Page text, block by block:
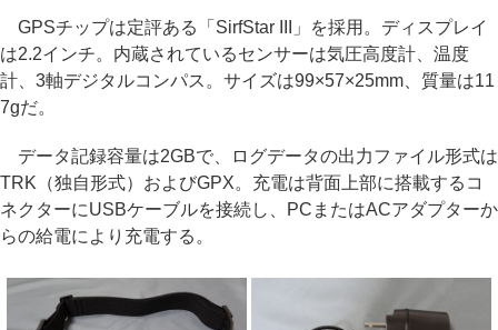
GPSチップは定評ある「SirfStar III」を採用。ディスプレイ
は2.2インチ。内蔵されているセンサーは気圧高度計、温度
計、3軸デジタルコンパス。サイズは99×57×25mm、質量は11
7gだ。
データ記録容量は2GBで、ログデータの出力ファイル形式は
TRK（独自形式）およびGPX。充電は背面上部に搭載するコ
ネクターにUSBケーブルを接続し、PCまたはACアダプターか
らの給電により充電する。